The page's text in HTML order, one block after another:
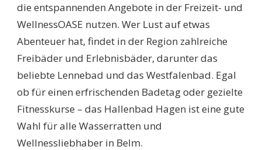
die entspannenden Angebote in der Freizeit- und
WellnessOASE nutzen. Wer Lust auf etwas
Abenteuer hat, findet in der Region zahlreiche
Freibäder und Erlebnisbäder, darunter das
beliebte Lennebad und das Westfalenbad. Egal
ob für einen erfrischenden Badetag oder gezielte
Fitnesskurse – das Hallenbad Hagen ist eine gute
Wahl für alle Wasserratten und
Wellnessliebhaber in Belm.